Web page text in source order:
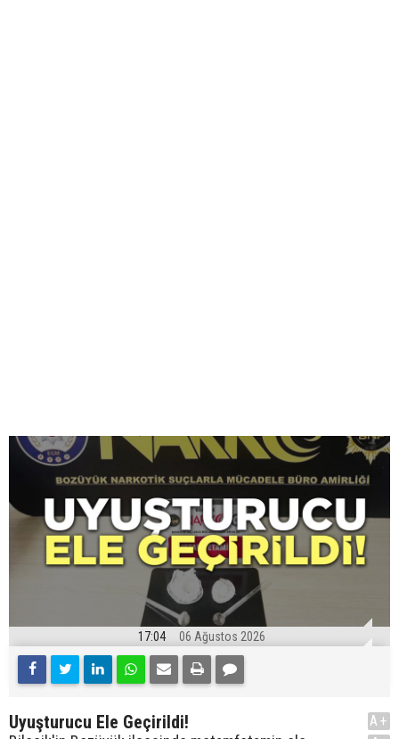
17:04 06 Ağustos 2026
Uyuşturucu Ele Geçirildi!
A+